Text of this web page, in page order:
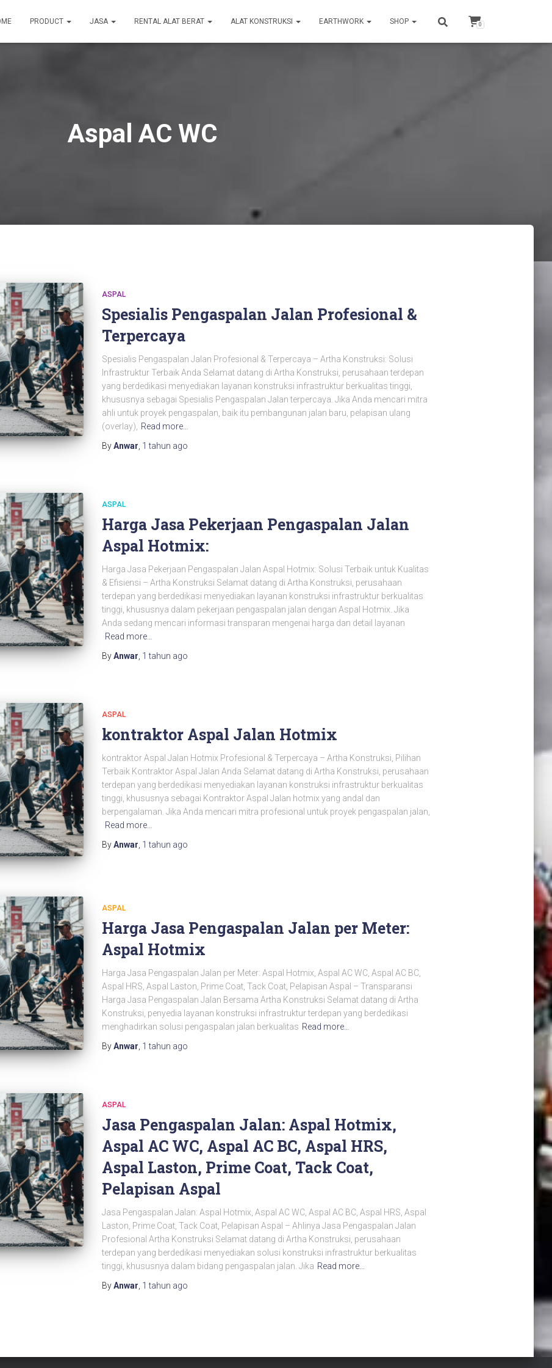
PRODUCT JASA RENTAL ALAT BERAT ALAT KONSTRUKSI EARTHWORK SHOP 0
Aspal AC WC
ASPAL
Spesialis Pengaspalan Jalan Profesional &
Terpercaya
Spesialis Pengaspalan Jalan Profesional & Terpercaya – Artha Konstruksi: Solusi
Infrastruktur Terbaik Anda Selamat datang di Artha Konstruksi, perusahaan terdepan
yang berdedikasi menyediakan layanan konstruksi infrastruktur berkualitas tinggi,
khususnya sebagai Spesialis Pengaspalan Jalan terpercaya. Jika Anda mencari mitra
ahli untuk proyek pengaspalan, baik itu pembangunan jalan baru, pelapisan ulang
(overlay),
Read more…
ByAnwar 1 tahun ago
ASPAL
Harga Jasa Pekerjaan Pengaspalan Jalan
Aspal Hotmix:
Harga Jasa Pekerjaan Pengaspalan Jalan Aspal Hotmix: Solusi Terbaik untuk Kualitas
& Efisiensi – Artha Konstruksi Selamat datang di Artha Konstruksi, perusahaan
terdepan yang berdedikasi menyediakan layanan konstruksi infrastruktur berkualitas
tinggi, khususnya dalam pekerjaan pengaspalan jalan dengan Aspal Hotmix. Jika
Anda sedang mencari informasi transparan mengenai harga dan detail layanan
Read more…
ByAnwar 1 tahun ago
ASPAL
kontraktor Aspal Jalan Hotmix
kontraktor Aspal Jalan Hotmix Profesional & Terpercaya – Artha Konstruksi, Pilihan
Terbaik Kontraktor Aspal Jalan Anda Selamat datang di Artha Konstruksi, perusahaan
terdepan yang berdedikasi menyediakan layanan konstruksi infrastruktur berkualitas
tinggi, khususnya sebagai Kontraktor Aspal Jalan hotmix yang andal dan
berpengalaman. Jika Anda mencari mitra profesional untuk proyek pengaspalan jalan,
Read more…
ByAnwar 1 tahun ago
ASPAL
Harga Jasa Pengaspalan Jalan per Meter:
Aspal Hotmix
Harga Jasa Pengaspalan Jalan per Meter: Aspal Hotmix, Aspal AC WC, Aspal AC BC,
Aspal HRS, Aspal Laston, Prime Coat, Tack Coat, Pelapisan Aspal – Transparansi
Harga Jasa Pengaspalan Jalan Bersama Artha Konstruksi Selamat datang di Artha
Konstruksi, penyedia layanan konstruksi infrastruktur terdepan yang berdedikasi
menghadirkan solusi pengaspalan jalan berkualitas Read more…
ByAnwar 1 tahun ago
ASPAL
Jasa Pengaspalan Jalan: Aspal Hotmix,
Aspal AC WC, Aspal AC BC, Aspal HRS,
Aspal Laston, Prime Coat, Tack Coat,
Pelapisan Aspal
Jasa Pengaspalan Jalan: Aspal Hotmix, Aspal AC WC, Aspal AC BC, Aspal HRS, Aspal
Laston, Prime Coat, Tack Coat, Pelapisan Aspal – Ahlinya Jasa Pengaspalan Jalan
Profesional Artha Konstruksi Selamat datang di Artha Konstruksi, perusahaan
terdepan yang berdedikasi menyediakan solusi konstruksi infrastruktur berkualitas
tinggi, khususnya dalam bidang pengaspalan jalan. Jika Read more…
ByAnwar 1 tahun ago